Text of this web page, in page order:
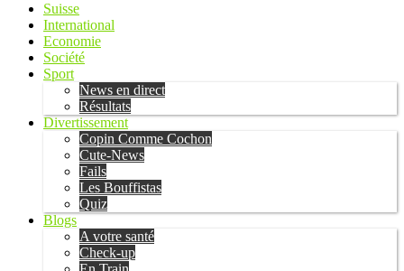
Suisse
International
Economie
Société
Sport
News en direct
Résultats
Divertissement
Copin Comme Cochon
Cute-News
Fails
Les Bouffistas
Quiz
Blogs
A votre santé
Check-up